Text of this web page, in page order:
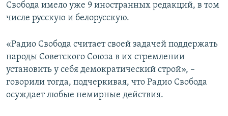
Свобода имело уже 9 иностранных редакций, в том
числе русскую и белорусскую.
«Радио Свобода считает своей задачей поддержать
народы Советского Союза в их стремлении
установить у себя демократический строй», –
говорили тогда, подчеркивая, что Радио Свобода
осуждает любые немирные действия.